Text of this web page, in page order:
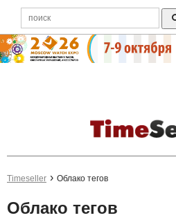
Timeseller Облако тегов
Облако тегов